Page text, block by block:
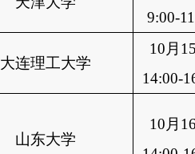
9:00-
大连理工大学
10月
14:00-
山东大学
10月